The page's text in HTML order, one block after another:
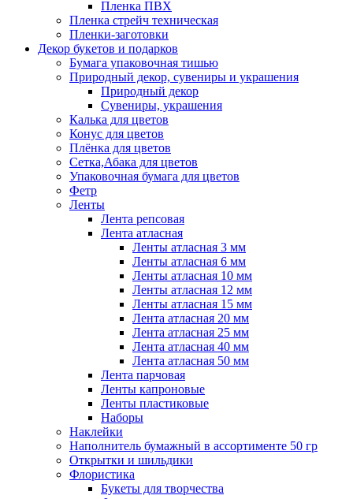
Пленка ПВХ
Пленка стрейч техническая
Пленки-заготовки
Декор букетов и подарков
Бумага упаковочная тишью
Природный декор, сувениры и украшения
Природный декор
Сувениры, украшения
Калька для цветов
Конус для цветов
Плёнка для цветов
Сетка,Абака для цветов
Упаковочная бумага для цветов
Фетр
Ленты
Лента репсовая
Лента атласная
Ленты атласная 3 мм
Ленты атласная 6 мм
Ленты атласная 10 мм
Ленты атласная 12 мм
Ленты атласная 15 мм
Лента атласная 20 мм
Лента атласная 25 мм
Лента атласная 40 мм
Лента атласная 50 мм
Лента парчовая
Ленты капроновые
Ленты пластиковые
Наборы
Наклейки
Наполнитель бумажный в ассортименте 50 гр
Открытки и шильдики
Флористика
Букеты для творчества